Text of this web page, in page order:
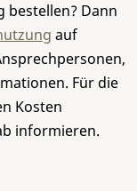
bestellen? Dann
auf
Für die
Kosten
informieren.